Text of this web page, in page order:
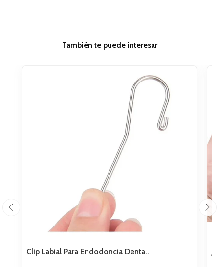
También te puede interesar
Clip Labial Para Endodoncia Denta..